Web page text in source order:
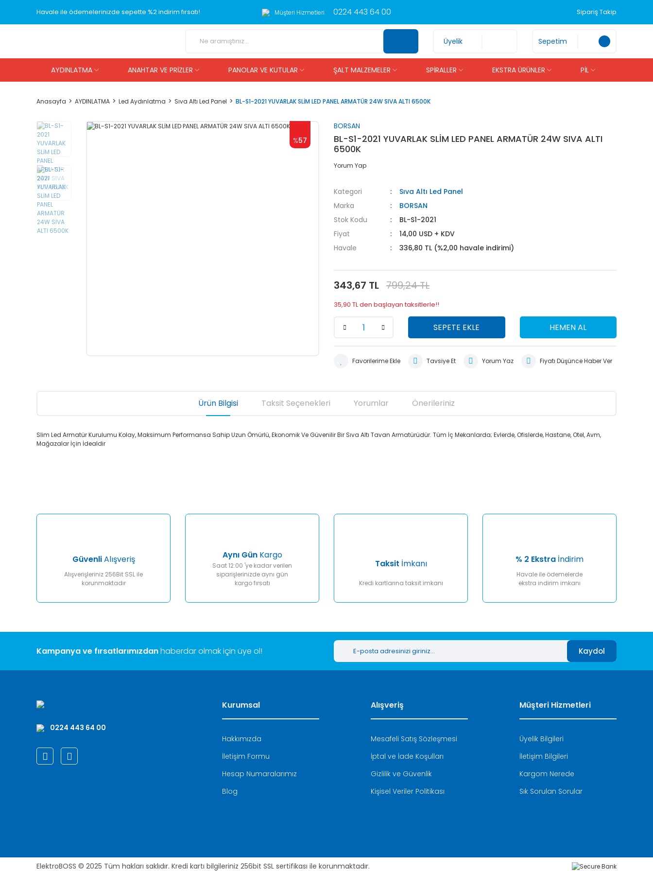
Havale ile ödemelerinizde sepette %2 indirim fırsatı! Müşteri Hizmetleri 0224 443 64 00 Sipariş Takip
Üyelik Sepetim
AYDINLATMA ANAHTAR VE PRİZLER PANOLAR VE KUTULAR ŞALT MALZEMELER SPİRALLER EKSTRA ÜRÜNLER PİL
Anasayfa AYDINLATMA Led Aydınlatma Sıva Altı Led Panel BL-S1-2021 YUVARLAK SLİM LED PANEL ARMATÜR 24W SIVA ALTI 6500K
%57
BORSAN
BL-S1-2021 YUVARLAK SLİM LED PANEL ARMATÜR 24W SIVA ALTI
6500K
Yorum Yap
Kategori
Sıva Altı Led Panel
Marka
BORSAN
Stok Kodu
BL-S1-2021
Fiyat
14,00 USD + KDV
Havale
336,80 TL (%2,00 havale indirimi)
343,67 TL 799,24 TL
35,90 TL den başlayan taksitlerle!!
SEPETE EKLE HEMEN AL
Tavsiye Et Yorum Yaz Fiyatı Düşünce Haber Ver
Ürün Bilgisi Taksit Seçenekleri Yorumlar Önerileriniz
Slim Led Armatür Kurulumu Kolay, Maksimum Performansa Sahip Uzun Ömürlü, Ekonomik Ve Güvenilir Bir Sıva Altı Tavan Armatürüdür. Tüm İç Mekanlarda; Evlerde, Ofislerde, Hastane, Otel, Avm,
Mağazalar İçin İdealdir
Ürün bilgilerinde hatalar bulunuyor.
Gönder
GüvenliAlışveriş
Alışverişleriniz 256Bit SSL ile
korunmaktadır
Aynı GünKargo
Saat 12:00 'ye kadar verilen
siparişlerinizde aynı gün
kargo fırsatı
Taksit İmkanı
Kredi kartlarına taksit imkanı
% 2 Ekstra İndirim
Havale ile ödemelerde
ekstra indirim imkanı
Kampanya ve fırsatlarımızdanhaberdar olmak için üye ol! Kaydol
0224 443 64 00
Kurumsal
Hakkımızda
İletişim Formu
Hesap Numaralarımız
Blog
Alışveriş
Mesafeli Satış Sözleşmesi
İptal ve İade Koşulları
Gizlilik ve Güvenlik
Kişisel Veriler Politikası
Müşteri Hizmetleri
Üyelik Bilgileri
İletişim Bilgileri
Kargom Nerede
Sık Sorulan Sorular
ElektroBOSS © 2025 Tüm hakları saklıdır. Kredi kartı bilgileriniz 256bit SSL sertifikası ile korunmaktadır.